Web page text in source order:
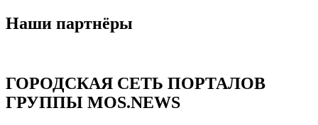
Наши партнёры
ГОРОДСКАЯ СЕТЬ ПОРТАЛОВ
ГРУППЫ MOS.NEWS